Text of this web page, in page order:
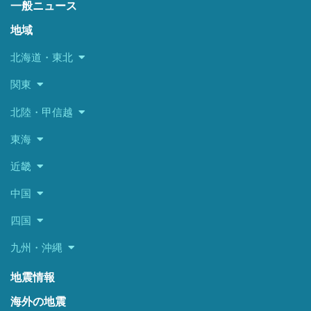
一般ニュース
地域
北海道・東北
関東
北陸・甲信越
東海
近畿
中国
四国
九州・沖縄
地震情報
海外の地震